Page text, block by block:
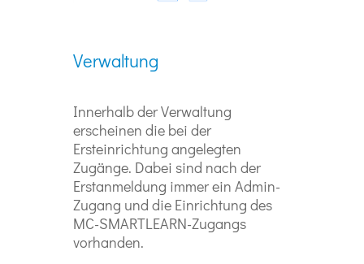
Verwaltung
Innerhalb der Verwaltung
erscheinen die bei der
Ersteinrichtung angelegten
Zugänge. Dabei sind nach der
Erstanmeldung immer ein Admin-
Zugang und die Einrichtung des
MC-SMARTLEARN-Zugangs
vorhanden.